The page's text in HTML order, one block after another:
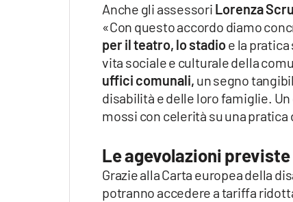
Vai
Anche gli assessori Lorenza
«Con questo accordo diamo
per il teatro, lo stadioe la
vita sociale e culturale della
uffici comunali, un segno
disabilità e delle loro famiglie.
mossi con celerità su una
Le agevolazioni previste
Grazie alla Carta europea della
potranno accedere a tariffa